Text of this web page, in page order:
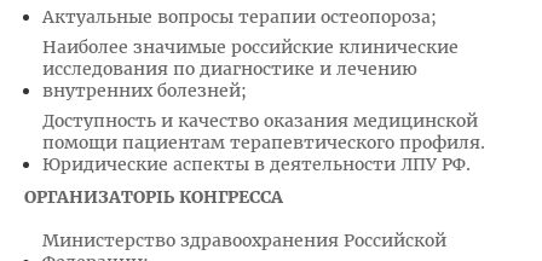
Актуальные вопросы терапии остеопороза;
Наиболее значимые российские клинические
исследования по диагностике и лечению
внутренних болезней;
Доступность и качество оказания медицинской
помощи пациентам терапевтического профиля.
Юридические аспекты в деятельности ЛПУ РФ.
ОРГАНИЗАТОРЫ КОНГРЕССА
Министерство здравоохранения Российской